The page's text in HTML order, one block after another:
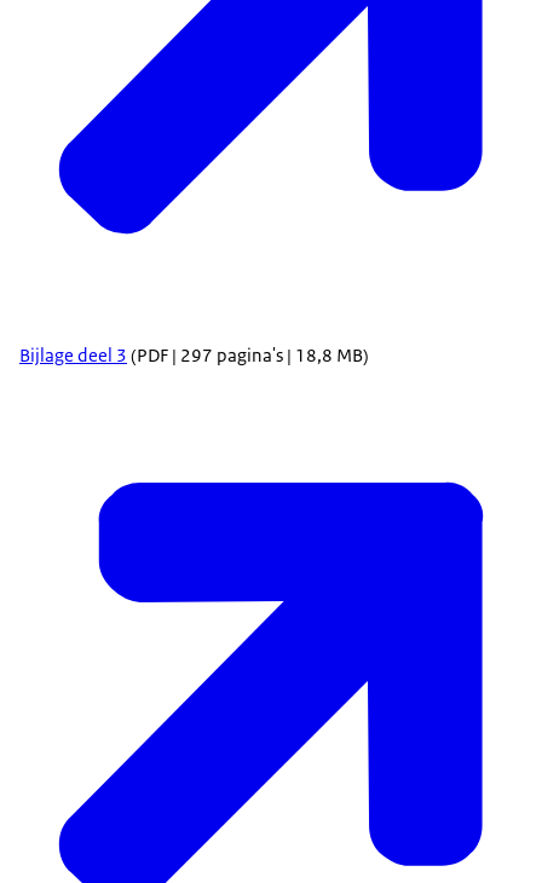
Bijlage deel 3 (PDF | 297 pagina's | 18,8 MB)